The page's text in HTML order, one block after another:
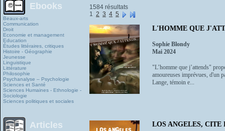
Ebooks
Beaux-arts
Communication
Droit
Economie et management
Education
Études littéraires, critiques
Histoire - Géographie
Jeunesse
Linguistique
Littérature
Philosophie
Psychanalyse – Psychologie
Sciences et Santé
Sciences Humaines - Ethnologie -
Sociologie
Sciences politiques et sociales
Articles
1584 résultats
1 2 3 4 5
L'HOMME QUE
Sophie Blondy
Mai 2024
"L’homme que j’attends"
amoureuses imprévues, d'un
Lange, témoin e...
LOS ANGELES,